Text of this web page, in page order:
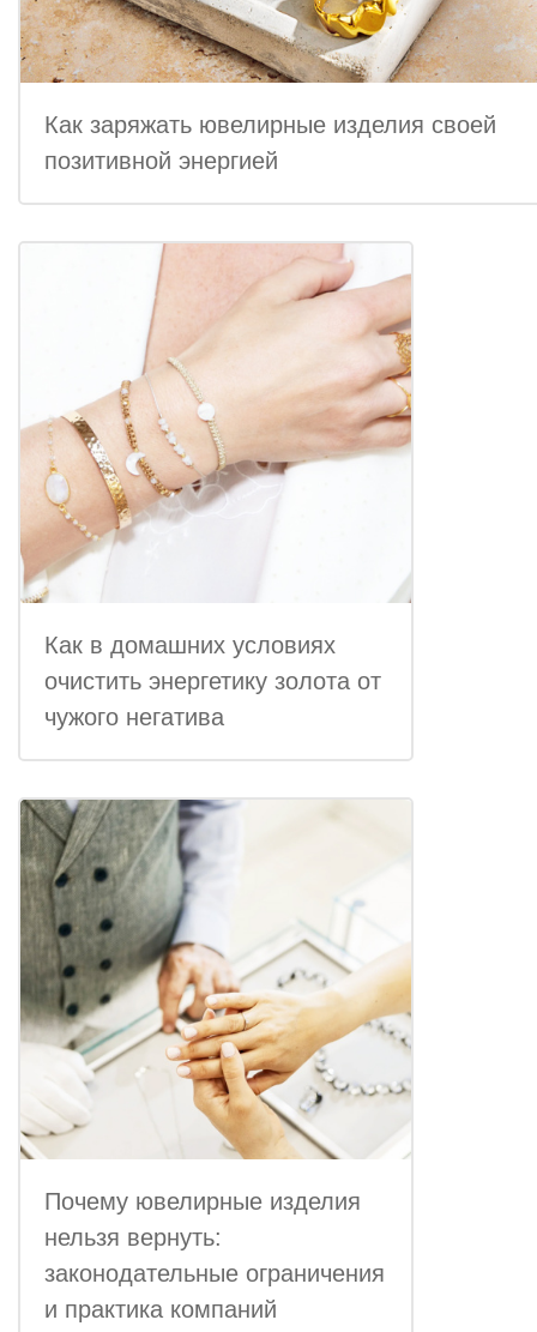
Как заряжать ювелирные изделия своей
позитивной энергией
Как в домашних условиях
очистить энергетику золота от
чужого негатива
Почему ювелирные изделия
нельзя вернуть:
законодательные ограничения
и практика компаний